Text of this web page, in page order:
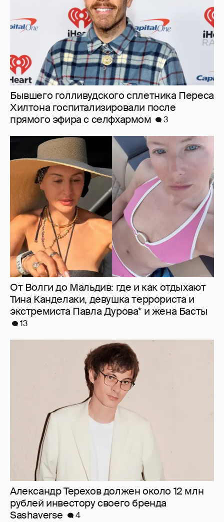
Бывшего голливудского сплетника Переса
Хилтона госпитализировали после
прямого эфира с селфхармом
3
От Волги до Мальдив: где и как отдыхают
Тина Канделаки, девушка террориста и
экстремиста Павла Дурова* и жена Басты
13
Александр Терехов должен около 12 млн
рублей инвестору своего бренда
Sashaverse
4